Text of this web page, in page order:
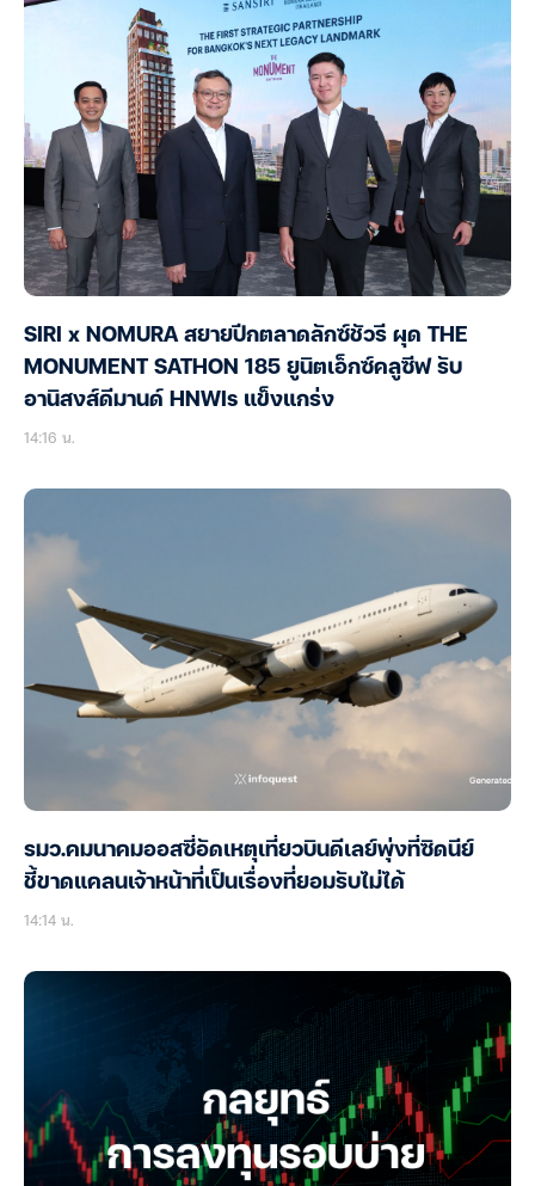
SIRI x NOMURA สยายปีกตลาดลักซ์ชัวรี ผุด THE
MONUMENT SATHON 185 ยูนิตเอ็กซ์คลูซีฟ รับ
อานิสงส์ดีมานด์ HNWIs แข็งแกร่ง
14:16 น.
รมว.คมนาคมออสซี่อัดเหตุเที่ยวบินดีเลย์พุ่งที่ซิดนีย์
ชี้ขาดแคลนเจ้าหน้าที่เป็นเรื่องที่ยอมรับไม่ได้
14:14 น.